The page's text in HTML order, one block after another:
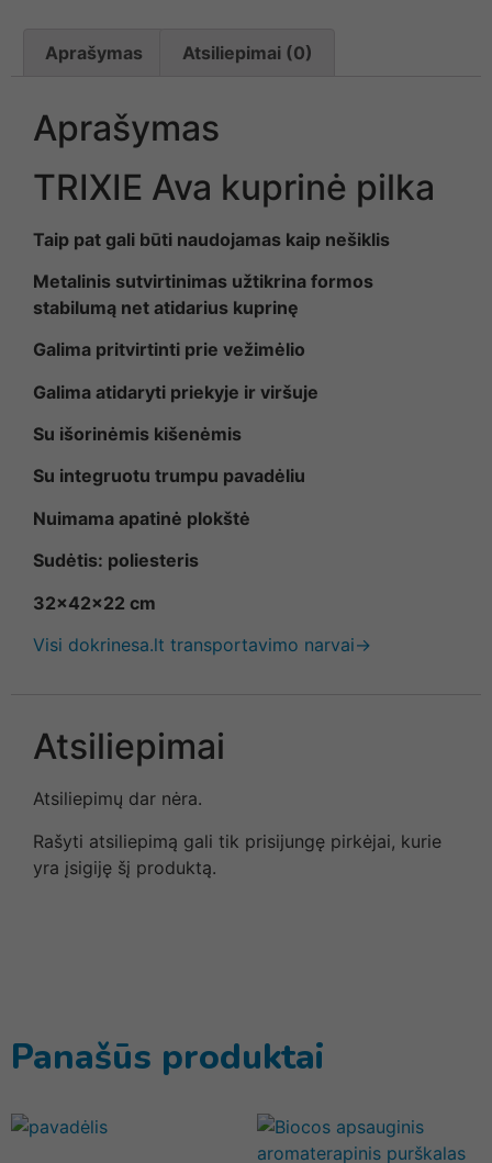
Aprašymas Atsiliepimai (0)
Aprašymas
TRIXIE Ava kuprinė pilka
Taip pat gali būti naudojamas kaip nešiklis
Metalinis sutvirtinimas užtikrina formos
stabilumą net atidarius kuprinę
Galima pritvirtinti prie vežimėlio
Galima atidaryti priekyje ir viršuje
Su išorinėmis kišenėmis
Su integruotu trumpu pavadėliu
Nuimama apatinė plokštė
Sudėtis: poliesteris
32x42x22 cm
Visi dokrinesa.lt transportavimo narvai→
Atsiliepimai
Atsiliepimų dar nėra.
Rašyti atsiliepimą gali tik prisijungę pirkėjai, kurie
yra įsigiję šį produktą.
Panašūs produktai